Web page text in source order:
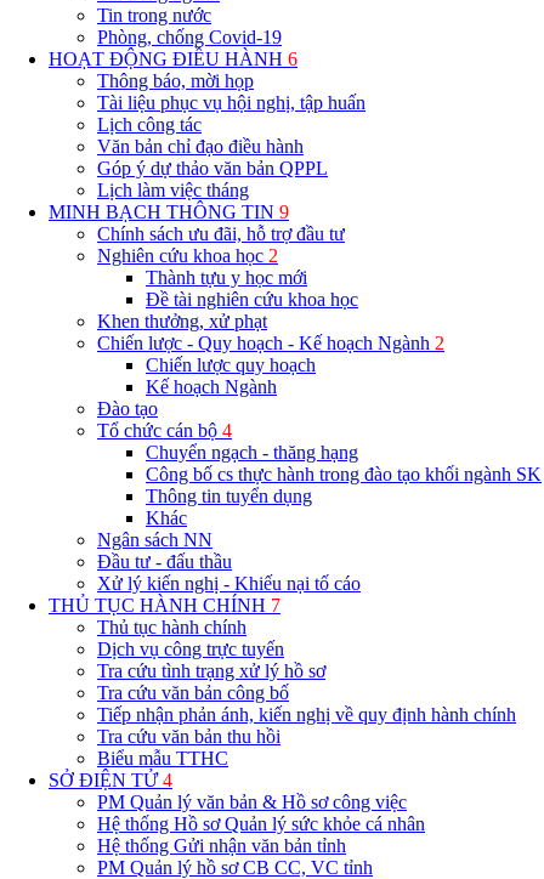
Tin trong nước
Phòng, chống Covid-19
HOẠT ĐỘNG ĐIỀU HÀNH 6
Thông báo, mời họp
Tài liệu phục vụ hội nghị, tập huấn
Lịch công tác
Văn bản chỉ đạo điều hành
Góp ý dự thảo văn bản QPPL
Lịch làm việc tháng
MINH BẠCH THÔNG TIN 9
Chính sách ưu đãi, hỗ trợ đầu tư
Nghiên cứu khoa học 2
Thành tựu y học mới
Đề tài nghiên cứu khoa học
Khen thưởng, xử phạt
Chiến lược - Quy hoạch - Kế hoạch Ngành 2
Chiến lược quy hoạch
Kế hoạch Ngành
Đào tạo
Tổ chức cán bộ 4
Chuyển ngạch - thăng hạng
Công bố cs thực hành trong đào tạo khối ngành SK
Thông tin tuyển dụng
Khác
Ngân sách NN
Đầu tư - đấu thầu
Xử lý kiến nghị - Khiếu nại tố cáo
THỦ TỤC HÀNH CHÍNH 7
Thủ tục hành chính
Dịch vụ công trực tuyến
Tra cứu tình trạng xử lý hồ sơ
Tra cứu văn bản công bố
Tiếp nhận phản ánh, kiến nghị về quy định hành chính
Tra cứu văn bản thu hồi
Biểu mẫu TTHC
SỞ ĐIỆN TỬ4
PM Quản lý văn bản & Hồ sơ công việc
Hệ thống Hồ sơ Quản lý sức khỏe cá nhân
Hệ thống Gửi nhận văn bản tỉnh
PM Quản lý hồ sơ CB CC, VC tỉnh